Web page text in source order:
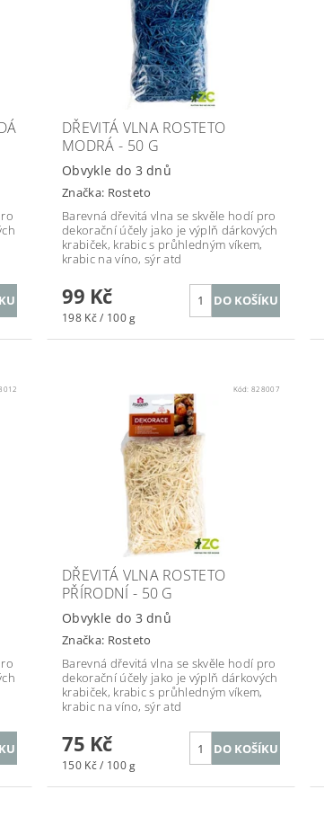
DŘEVITÁ VLNA ROSTETO
MODRÁ - 50 G
Obvykle do 3 dnů
Značka: Rosteto
Barevná dřevitá vlna se skvěle hodí pro
dekorační účely jako je výplň dárkových
krabiček, krabic s průhledným víkem,
krabic na víno, sýr atd
99 Kč
198 Kč / 100 g
Kód:828007
DŘEVITÁ VLNA ROSTETO
PŘÍRODNÍ - 50 G
Obvykle do 3 dnů
Značka: Rosteto
Barevná dřevitá vlna se skvěle hodí pro
dekorační účely jako je výplň dárkových
krabiček, krabic s průhledným víkem,
krabic na víno, sýr atd
75 Kč
150 Kč / 100 g